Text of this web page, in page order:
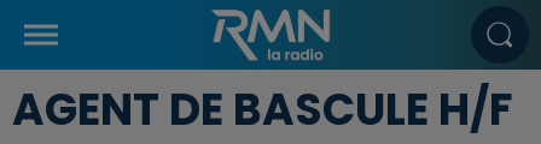
AGENT DE BASCULE H/F